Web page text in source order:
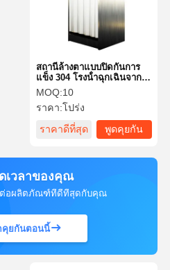
สถานีล้างตาแบบปิดกันการ
แข็ง 304 โรงน้ําฉุกเฉินจากส
แตนเลส
MOQ:10
ราคา:โปร่ง
ราคาดีที่สุด
พูดคุยกัน
เวลาของคุณ
ต่อผลิตภัณฑ์ที่ดีที่สุดกับคุณ
คุยกันตอนนี้